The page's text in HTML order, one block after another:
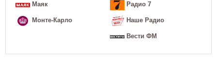
Маяк
Монте-Карло
Радио 7
Наше Радио
Вести ФМ